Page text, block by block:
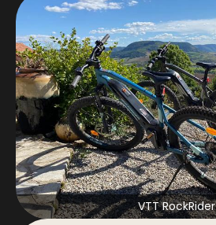
VTT RockRider